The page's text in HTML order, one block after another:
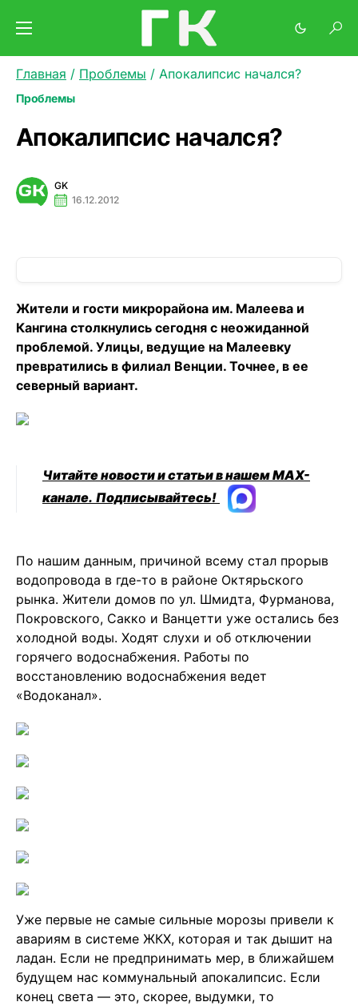
Главная / Проблемы / Апокалипсис начался?
Проблемы
Апокалипсис начался?
GK
16.12.2012
Жители и гости микрорайона им. Малеева и
Кангина столкнулись сегодня с неожиданной
проблемой. Улицы, ведущие на Малеевку
превратились в филиал Венции. Точнее, в ее
северный вариант.
Читайте новости и статьи в нашем MAX-
канале. Подписывайтесь!
По нашим данным, причиной всему стал прорыв
водопровода в где-то в районе Октярьского
рынка. Жители домов по ул. Шмидта, Фурманова,
Покровского, Сакко и Ванцетти уже остались без
холодной воды. Ходят слухи и об отключении
горячего водоснабжения. Работы по
восстановлению водоснабжения ведет
«Водоканал».
Уже первые не самые сильные морозы привели к
авариям в системе ЖКХ, которая и так дышит на
ладан. Если не предпринимать мер, в ближайшем
будущем нас коммунальный апокалипсис. Если
конец света — это, скорее, выдумки, то